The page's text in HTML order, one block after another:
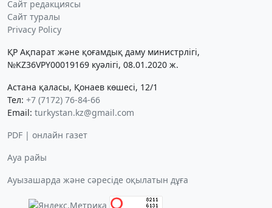
Сайт редакциясы
Сайт туралы
Privacy Policy
ҚР Ақпарат және қоғамдық даму министрлігі,
№KZ36VPY00019169 куәлігі, 08.01.2020 ж.
Астана қаласы, Қонаев көшесі, 12/1
Тел: +7 (7172) 76-84-66
Email: turkystan.kz@gmail.com
PDF | онлайн газет
Ауа райы
Ауызашарда және сәресіде оқылатын дұға